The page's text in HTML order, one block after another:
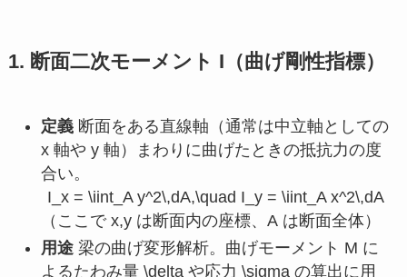
1. 断面二次モーメント I （曲げ剛性指標）
定義断面をある直線軸（通常は中立軸としての
x軸や y軸）まわりに曲げたときの抵抗力の度
合い。
I_x = \iint_A y^2\,dA,\quad I_y = \iint_A x^2\,dA
（ここで x,yは断面内の座標、 Aは断面全体）
用途梁の曲げ変形解析。曲げモーメント M に
よるたわみ量 \deltaや応力 \sigmaの算出に用